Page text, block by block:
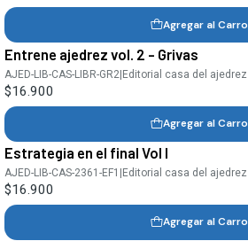
Agregar al Carro
Entrene ajedrez vol. 2 - Grivas
AJED-LIB-CAS-LIBR-GR2|Editorial casa del ajedrez
$16.900
Agregar al Carro
Estrategia en el final Vol I
AJED-LIB-CAS-2361-EF1 Editorial casa del ajedrez
$16.900
Agregar al Carro